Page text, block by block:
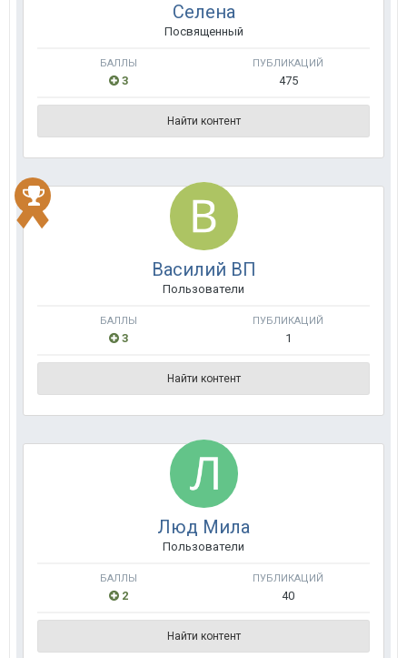
Селена
Посвященный
БАЛЛЫ
3
ПУБЛИКАЦИЙ
475
Найти контент
Василий ВП
Пользователи
БАЛЛЫ
3
ПУБЛИКАЦИЙ
1
Найти контент
Люд Мила
Пользователи
БАЛЛЫ
2
ПУБЛИКАЦИЙ
40
Найти контент